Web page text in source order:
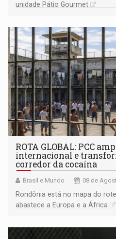
unidade Pátio Gourmet
ROTA GLOBAL: PCC
internacional e
corredor da cocaína
Brasil e Mundo 08 de
Rondônia está no mapa do
abastece a Europa e a África